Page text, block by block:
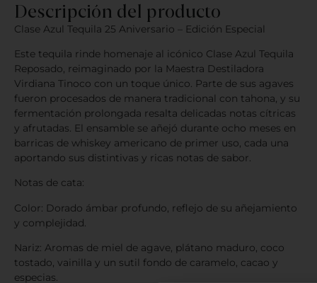
Descripción del producto
Clase Azul Tequila 25 Aniversario – Edición Especial
Este tequila rinde homenaje al icónico Clase Azul Tequila
Reposado, reimaginado por la Maestra Destiladora
Virdiana Tinoco con un toque único. Parte de sus agaves
fueron procesados de manera tradicional con tahona, y su
fermentación prolongada resalta delicadas notas cítricas
y afrutadas. El ensamble se añejó durante ocho meses en
barricas de whiskey americano de primer uso, cada una
aportando sus distintivas y ricas notas de sabor.
Notas de cata:
Color: Dorado ámbar profundo, reflejo de su añejamiento
y complejidad.
Nariz: Aromas de miel de agave, plátano maduro, coco
tostado, vainilla y un sutil fondo de caramelo, cacao y
especias.